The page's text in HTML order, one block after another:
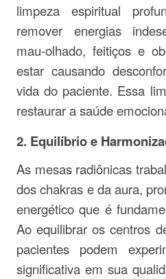
limpeza espiritual
remover energias
mau-olhado, feitiços e
estar causando
vida do paciente. Essa
restaurar a saúde
2. Equilíbrio e
As mesas radiônicas
dos chakras e da aura,
energético que é
Ao equilibrar os centros
pacientes podem
significativa em sua